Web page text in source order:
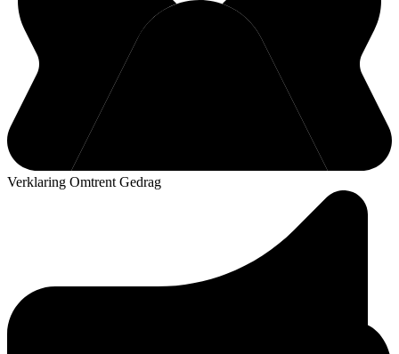
Verklaring Omtrent Gedrag